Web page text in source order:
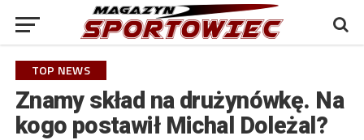
TOP NEWS
Znamy skład na drużynówkę. Na
kogo postawił Michal Doleżal?